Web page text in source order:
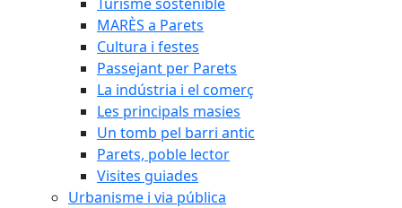
MARÈS a Parets
Cultura i festes
Passejant per Parets
La indústria i el comerç
Les principals masies
Un tomb pel barri antic
Parets, poble lector
Visites guiades
Urbanisme i via pública